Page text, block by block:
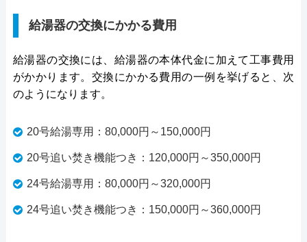
給湯器の交換にかかる費用
給湯器の交換には、給湯器の本体代金に加えて工事費用
がかかります。交換にかかる費用の一例を挙げると、次
のようになります。
20号給湯専用：80,000円～150,000円
20号追い焚き機能つき：120,000円～350,000円
24号給湯専用：80,000円～320,000円
24号追い焚き機能つき：150,000円～360,000円